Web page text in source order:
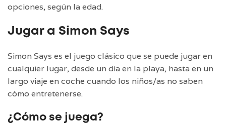
opciones, según la edad.
Jugar a Simon Says
Simon Says es el juego clásico que se puede jugar en
cualquier lugar, desde un día en la playa, hasta en un
largo viaje en coche cuando los niños/as no saben
cómo entretenerse.
¿Cómo se juega?